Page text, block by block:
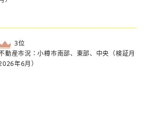
位
動産市況：小樽市南部、東部、中央（検証月
年6月）